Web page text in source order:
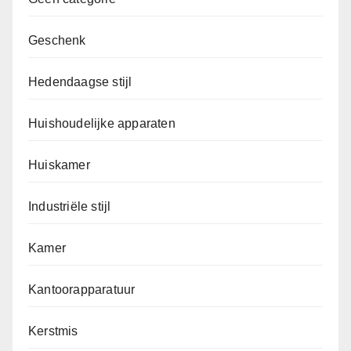
Geschenk
Hedendaagse stijl
Huishoudelijke apparaten
Huiskamer
Industriële stijl
Kamer
Kantoorapparatuur
Kerstmis